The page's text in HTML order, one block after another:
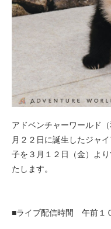
アドベンチャーワールド
月２２日に誕生したジャ
子を３月１２日（金）よ
たします。
■ライブ配信時間 午前１